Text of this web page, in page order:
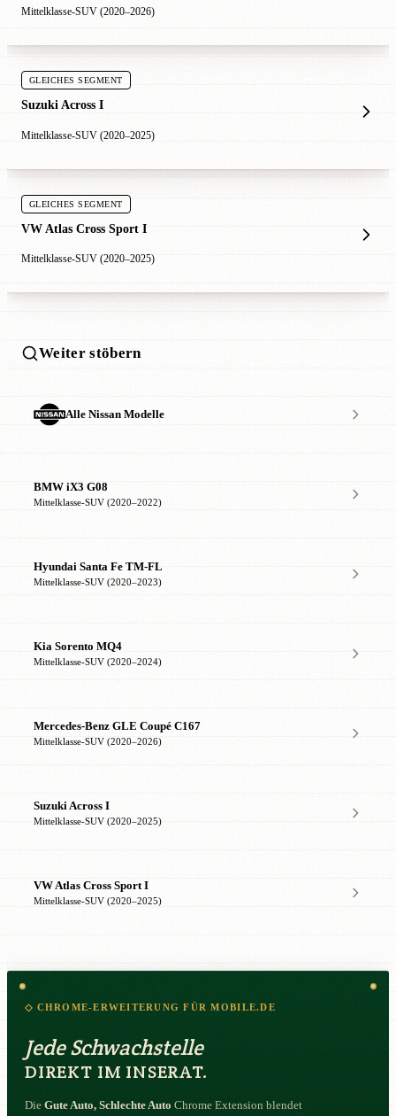
Mittelklasse-SUV (2020–2026)
GLEICHES SEGMENT
Suzuki Across I
Mittelklasse-SUV (2020–2025)
GLEICHES SEGMENT
VW Atlas Cross Sport I
Mittelklasse-SUV (2020–2025)
Weiter stöbern
Alle Nissan Modelle
BMW iX3 G08
Mittelklasse-SUV (2020–2022)
Hyundai Santa Fe TM-FL
Mittelklasse-SUV (2020–2023)
Kia Sorento MQ4
Mittelklasse-SUV (2020–2024)
Mercedes-Benz GLE Coupé C167
Mittelklasse-SUV (2020–2026)
Suzuki Across I
Mittelklasse-SUV (2020–2025)
VW Atlas Cross Sport I
Mittelklasse-SUV (2020–2025)
◇ CHROME-ERWEITERUNG FÜR MOBILE.DE
Jede Schwachstelle
DIREKT IM INSERAT.
Die Gute Auto, Schlechte Auto Chrome Extension blendet